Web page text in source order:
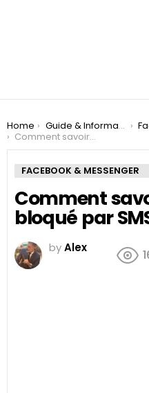
You are here:
Home Guide & Informations
Comment savoir si on est bloqué par SMS ?
FACEBOOK & MESSENGER
Comment
bloqué par
byAlex